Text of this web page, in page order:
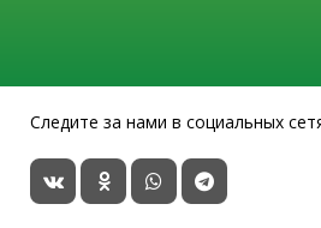
Следите за нами в социальных